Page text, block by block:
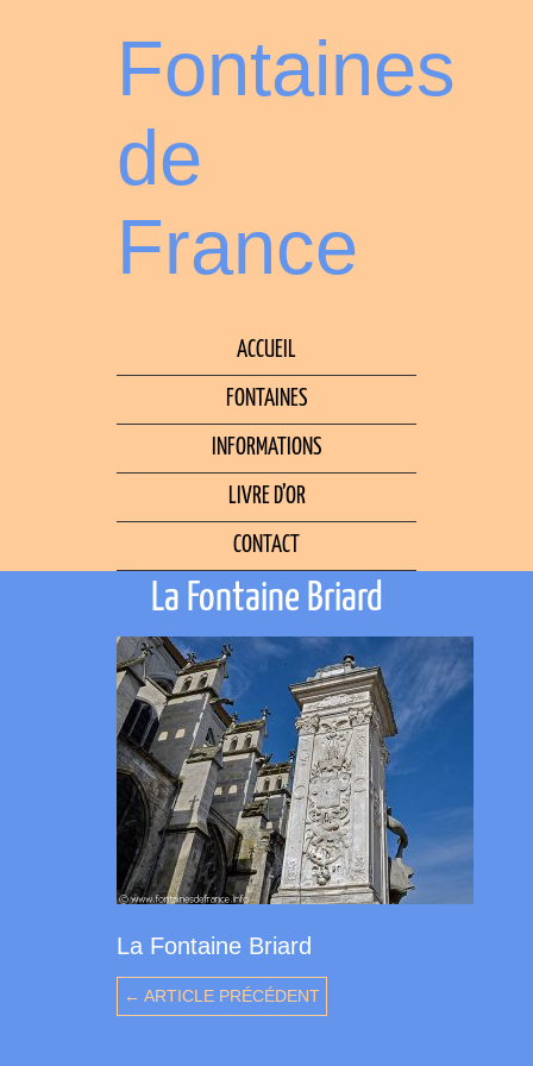
Fontaines
de
France
ACCUEIL
FONTAINES
INFORMATIONS
LIVRE D’OR
CONTACT
La Fontaine Briard
La Fontaine Briard
← ARTICLE PRÉCÉDENT